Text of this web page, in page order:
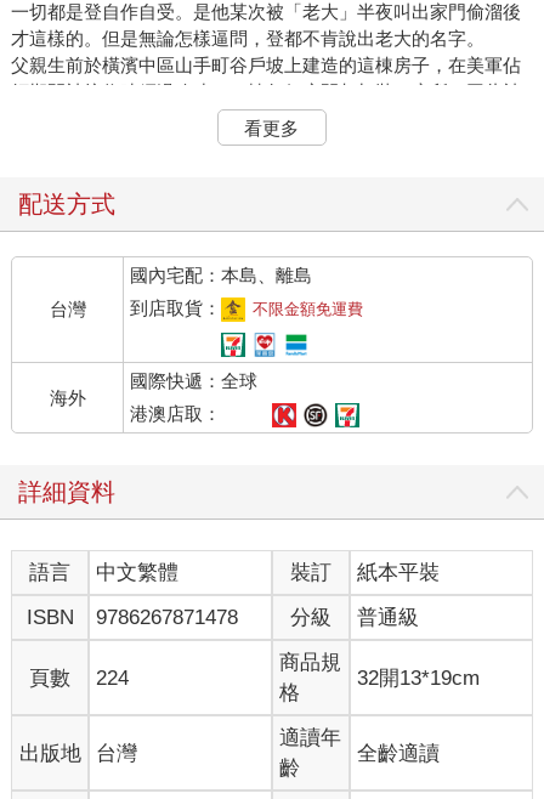
一切都是登自作自受。是他某次被「老大」半夜叫出家門偷溜後
才這樣的。但是無論怎樣逼問，登都不肯說出老大的名字。
父親生前於橫濱中區山手町谷戶坡上建造的這棟房子，在美軍佔
領期間被接收時經過改建，二樓每個房間都加裝了廁所，因此被
關在房間也毫無不便，對十三歲的少年來說卻是奇恥大辱。
獨自看家的某個早晨，登不甘之下憤而在房裡翻箱倒櫃。和母親
來，將裡面塞滿的衣物扔得一地，總算出了一口氣時，忽見某個
他伸頭進去，尋找光源。原來那是海面反射初夏上午的強烈陽
光，充斥母親不在的室內。他的身體，只要彎腰便可從容鑽入大
抽屜的空格。就連成年人，趴低身子應該也能塞進上半身。
登感到從窺孔望見的母親房間很新鮮。
左側牆邊，是根據父親的喜好從美國訂購的紐奧良式閃閃發亮的
黃銅雙人床，父親死後依然放在原地。床上平整地鋪著雪白床
罩，絨面浮凸大大的英文姓氏縮寫Ｋ——登姓黑田（Kuroda）。
床罩上放著綴有長條水藍色緞帶的深藍色散步用草帽。床邊桌上
右側窗邊放著橢圓形三面鏡，有點草率地隨手合攏，因此從縫隙
間露出鏡面的稜角如冰晶。鏡前排放著古龍水瓶子、香水噴霧
器、紫色的收斂水瓶子、還有各個切面閃閃發亮的波西米亞玻璃
粉撲盒。⋯⋯深褐色的蕾絲手套揉成團，好似一束乾枯的杉葉。
梳妝台對面，靠窗有長椅，還有落地燈，二把椅子，精巧的小
桌。那張長椅上，斜靠著沒做完的刺繡框。那玩意這年頭已經不
流行了，但母親就是喜歡那種手工藝。從這裡看不清刺繡的圖
案，只見銀灰色底布上，某種鮮豔貌似鸚鵡的鳥類翅膀已經繡了
一半。一旁，胡亂扔著一雙襪子。那凌亂的肉色薄布，只不過纏
繞在仿提花織錦緞面長椅上，房間整體的氛圍，便異樣令人不
安。一定是母親臨出門時發現絲襪綻線，匆忙換了一雙就走了。
窗口只見耀眼的天空，以及在海面反射下似琺瑯質堅硬發亮的幾
看更多
配送方式
台灣
國內宅配：本島、離島
到店取貨：
不限金額免運費
海外
國際快遞：全球
港澳店取：
詳細資料
語言 中文繁體 裝訂
紙本平裝
ISBN
9786267871478 分級 普通級
頁數 224
商品規
格
32開13*19cm
出版地 台灣
適讀年
齡
全齡適讀